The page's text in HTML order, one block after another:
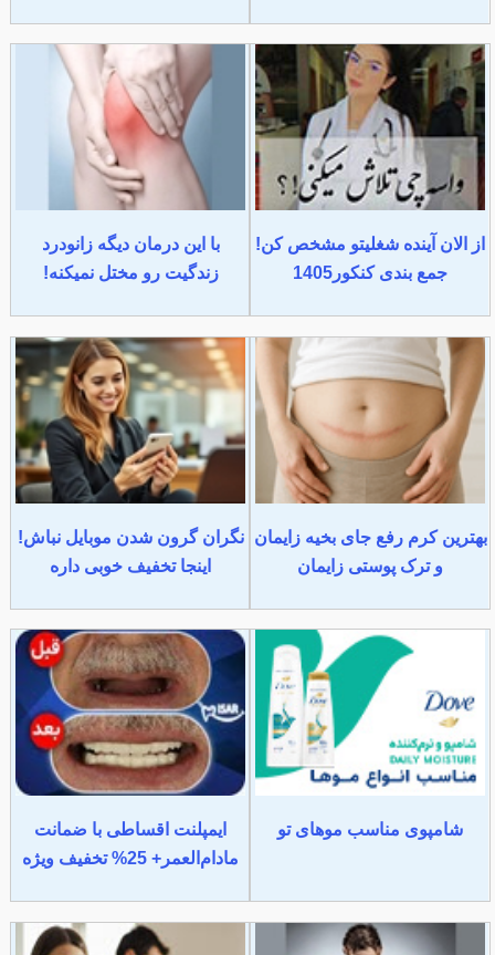
از الان آینده شغلیتو مشخص کن!
جمع بندی کنکور1405
با این درمان دیگه زانودرد
زندگیت رو مختل نمیکنه!
بهترین کرم رفع جای بخیه زایمان
و ترک پوستی زایمان
نگران گرون شدن موبایل نباش!
اینجا تخفیف خوبی داره
شامپوی مناسب موهای تو
ایمپلنت اقساطی با ضمانت
مادام‌العمر+ 25% تخفیف ویژه